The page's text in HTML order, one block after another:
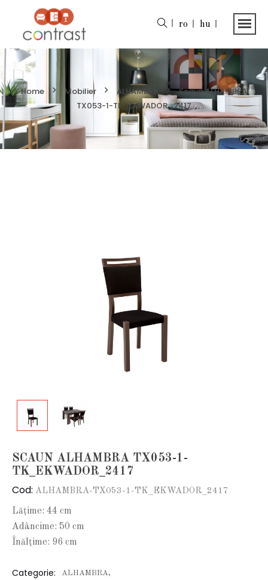
ro hu
Home Mobilier ALHAMBRA
Scaun ALHAMBRA
TX053-1-TK_EKWADOR_2417
SCAUN ALHAMBRA TX053-1-
TK_EKWADOR_2417
Cod: ALHAMBRA-TX053-1-TK_EKWADOR_2417
Lățime: 44 cm
Adâncime: 50 cm
Înălțime: 96 cm
Categorie: ALHAMBRA,